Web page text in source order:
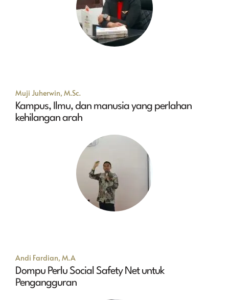
Muji Juherwin, M.Sc.
Kampus, Ilmu, dan manusia yang perlahan
kehilangan arah
Andi Fardian, M.A
Dompu Perlu Social Safety Net untuk
Pengangguran